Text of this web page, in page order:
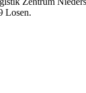
Losen.